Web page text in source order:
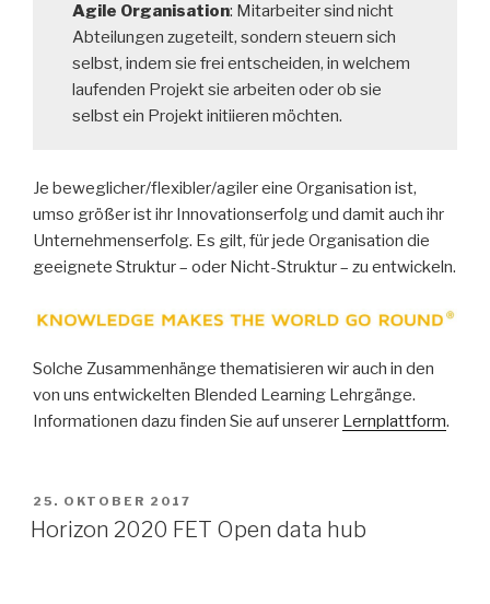
Agile Organisation: Mitarbeiter sind nicht
Abteilungen zugeteilt, sondern steuern sich
selbst, indem sie frei entscheiden, in welchem
laufenden Projekt sie arbeiten oder ob sie
selbst ein Projekt initiieren möchten.
Je beweglicher/flexibler/agiler eine Organisation ist,
umso größer ist ihr Innovationserfolg und damit auch ihr
Unternehmenserfolg. Es gilt, für jede Organisation die
geeignete Struktur – oder Nicht-Struktur – zu entwickeln.
Solche Zusammenhänge thematisieren wir auch in den
von uns entwickelten Blended Learning Lehrgänge.
Informationen dazu finden Sie auf unserer Lernplattform.
VERÖFFENTLICHT
AM
25. OKTOBER 2017
Horizon 2020 FET Open data hub